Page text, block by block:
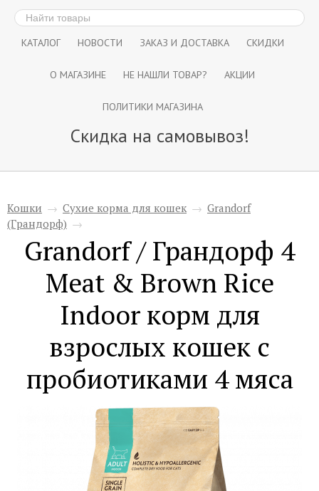
КАТАЛОГ НОВОСТИ ЗАКАЗ И ДОСТАВКА СКИДКИ
О МАГАЗИНЕ НЕ НАШЛИ ТОВАР? АКЦИИ
ПОЛИТИКИ МАГАЗИНА
Скидка на самовывоз!
Кошки → Сухие корма для кошек → Grandorf
(Грандорф) →
Grandorf / Грандорф 4
Meat & Brown Rice
Indoor корм для
взрослых кошек с
пробиотиками 4 мяса